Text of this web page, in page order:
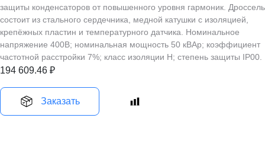
защиты конденсаторов от повышенного уровня гармоник. Дроссель
состоит из стального сердечника, медной катушки с изоляцией,
крепёжных пластин и температурного датчика. Номинальное
напряжение 400В; номинальная мощность 50 кВАр; коэффициент
частотной расстройки 7%; класс изоляции H; степень защиты IP00.
194 609.46 ₽
Заказать